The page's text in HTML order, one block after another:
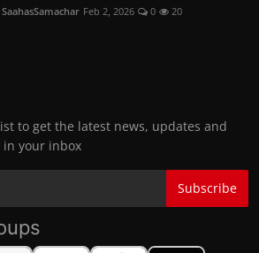
SaahasSamachar Feb 2, 2026 0 20
to get the latest news, updates and
your inbox
Subscribe